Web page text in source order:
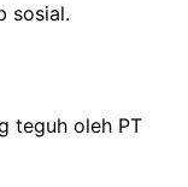
sosial.
teguh oleh PT